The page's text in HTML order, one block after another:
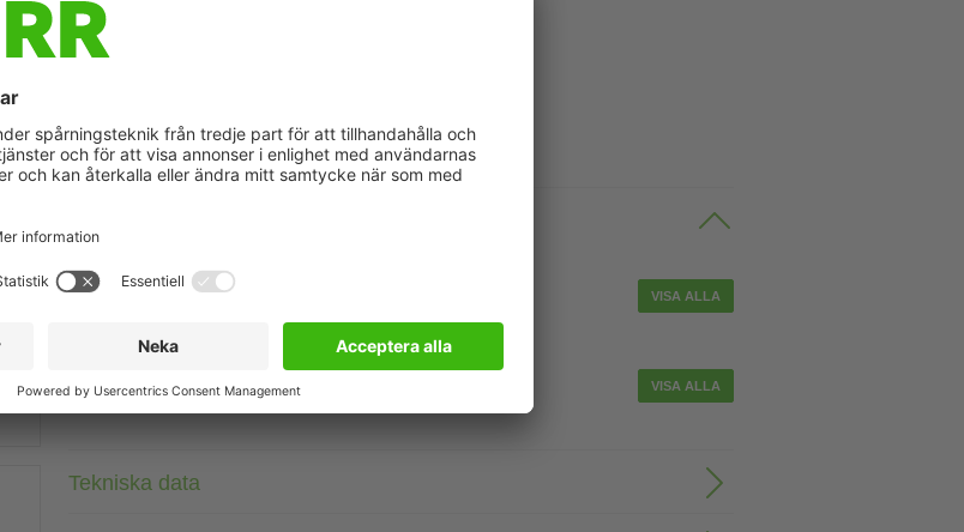
Spänning
Hölje fullständigt ingjutet.
24 V DC (EN 61131-2), via systemanslutning (max. 4 A)
VISA ALLA
VISA ALLA
Tekniska data